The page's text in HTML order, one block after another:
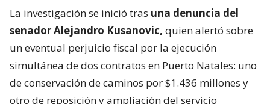
La investigación se inició tras una denuncia del
senador Alejandro Kusanovic, quien alertó sobre
un eventual perjuicio fiscal por la ejecución
simultánea de dos contratos en Puerto Natales: uno
de conservación de caminos por $1.436 millones y
otro de reposición y ampliación del servicio